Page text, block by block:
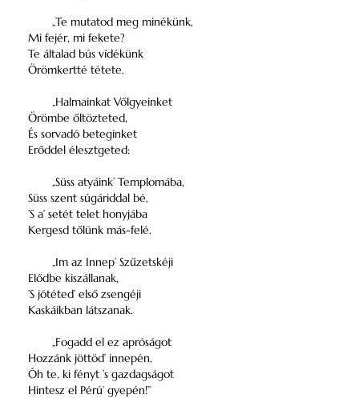
„Te mutatod meg minékünk,
Mi fejér, mi fekete?
Te általad bús vídékünk
Örömkertté tétete.
„Halmainkat Vőlgyeinket
Örömbe őltözteted,
És sorvadó beteginket
Erőddel élesztgeted:
„Süss atyáink’ Templomába,
Süss szent súgáriddal bé,
’S a’ setét telet honyjába
Kergesd tőlünk más-felé.
„Im az Innep’ Szűzetskéji
Elődbe kiszállanak,
’S jótéted’ első zsengéji
Kaskáikban látszanak.
„Fogadd el ez apróságot
Hozzánk jöttöd’ innepén,
Óh te, ki fényt ’s gazdagságot
Hintesz el Pérú’ gyepén!”